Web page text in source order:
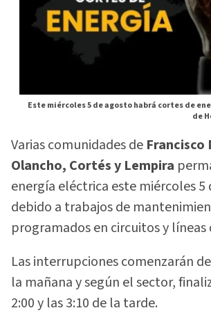
Este miércoles 5 de agosto habrá cortes de
de
Varias comunidades de Francisco
Olancho, Cortés y Lempira
energía eléctrica este miércoles 5
debido a trabajos de
programados en circuitos y
Las interrupciones comenzarán
la mañana y según el sector,
2:00 y las 3:10 de la tarde.